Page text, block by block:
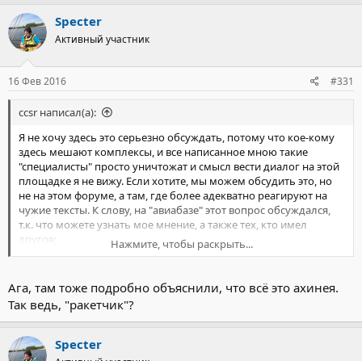
Specter
Активный участник
16 Фев 2016 #331
ccsr написал(а):
Я не хочу здесь это серьезно обсуждать, потому что кое-кому
здесь мешают комплексы, и все написанное мною такие
"специалисты" просто уничтожат и смысл вести диалог на этой
площадке я не вижу. Если хотите, мы можем обсудить это, но
не на этом форуме, а там, где более адекватно реагируют на
чужие тексты. К слову, на "авиабазе" этот вопрос обсуждался,
т.к. что можете узнать мое мнение, а также тех, кто имел
другое:
http://forums.balancer.ru/support/2015/02/t90841,7--elektronnaya-
Нажмите, чтобы раскрыть...
Ага, там тоже подробно объяснили, что всё это ахинея.
Так ведь, "ракетчик"?
Specter